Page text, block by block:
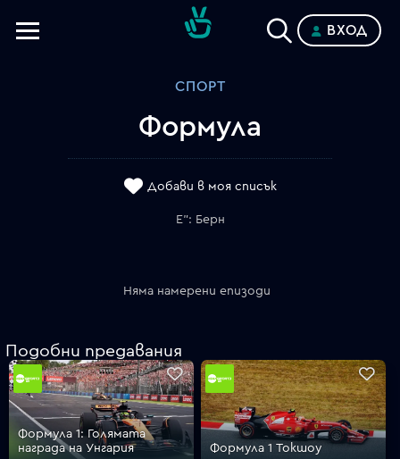
ВХОД
СПОРТ
Формула
Добави в моя списък
Е": Берн
Няма намерени епизоди
Подобни предавания
Формула 1: Голямата
награда на Унгария
Формула 1 Токшоу